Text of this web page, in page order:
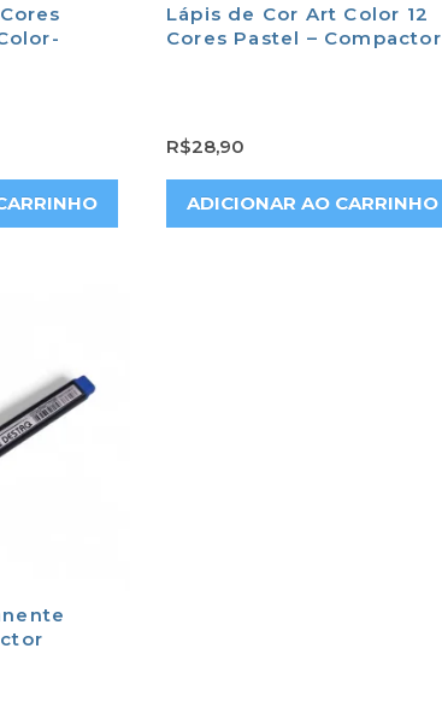
Lápis de Cor Art Color 12
Cores Pastel – Compactor
R$28,90
ADICIONAR AO CARRINHO